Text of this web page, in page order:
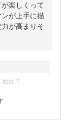
楽しくって
が上手に描
が高まりそ
は？